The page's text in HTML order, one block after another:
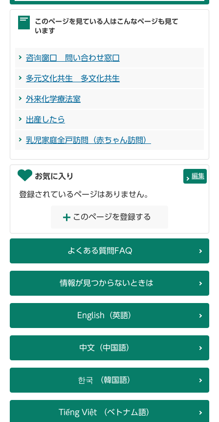
このページを見ている人はこんなページも見て
います
咨询窗口 問い合わせ窓口
多元文化共生 多文化共生
外来化学療法室
出産したら
乳児家庭全戸訪問（赤ちゃん訪問）
お気に入り 編集
登録されているページはありません。
このページを登録する
よくある質問FAQ
情報が見つからないときは
English（英語）
中文（中国語）
한국 （韓国語）
Tiếng Việt （ベトナム語）